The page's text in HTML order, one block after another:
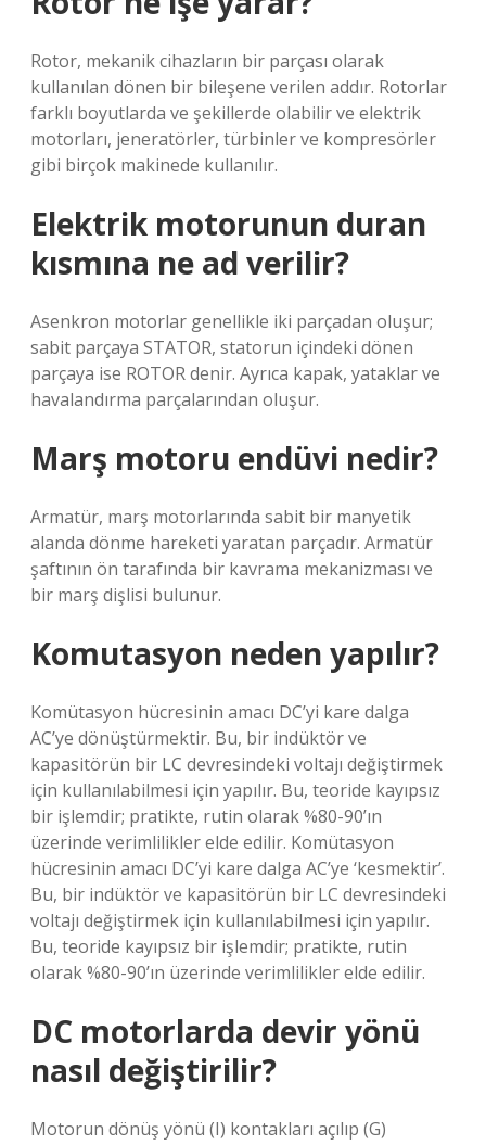
Rotor, mekanik cihazların bir parçası olarak
kullanılan dönen bir bileşene verilen addır. Rotorlar
farklı boyutlarda ve şekillerde olabilir ve elektrik
motorları, jeneratörler, türbinler ve kompresörler
gibi birçok makinede kullanılır.
Elektrik motorunun duran
kısmına ne ad verilir?
Asenkron motorlar genellikle iki parçadan oluşur;
sabit parçaya STATOR, statorun içindeki dönen
parçaya ise ROTOR denir. Ayrıca kapak, yataklar ve
havalandırma parçalarından oluşur.
Marş motoru endüvi nedir?
Armatür, marş motorlarında sabit bir manyetik
alanda dönme hareketi yaratan parçadır. Armatür
şaftının ön tarafında bir kavrama mekanizması ve
bir marş dişlisi bulunur.
Komutasyon neden yapılır?
Komütasyon hücresinin amacı DC’yi kare dalga
AC’ye dönüştürmektir. Bu, bir indüktör ve
kapasitörün bir LC devresindeki voltajı değiştirmek
için kullanılabilmesi için yapılır. Bu, teoride kayıpsız
bir işlemdir; pratikte, rutin olarak %80-90’ın
üzerinde verimlilikler elde edilir. Komütasyon
hücresinin amacı DC’yi kare dalga AC’ye ‘kesmektir’.
Bu, bir indüktör ve kapasitörün bir LC devresindeki
voltajı değiştirmek için kullanılabilmesi için yapılır.
Bu, teoride kayıpsız bir işlemdir; pratikte, rutin
olarak %80-90’ın üzerinde verimlilikler elde edilir.
DC motorlarda devir yönü
nasıl değiştirilir?
Motorun dönüş yönü (I) kontakları açılıp (G)